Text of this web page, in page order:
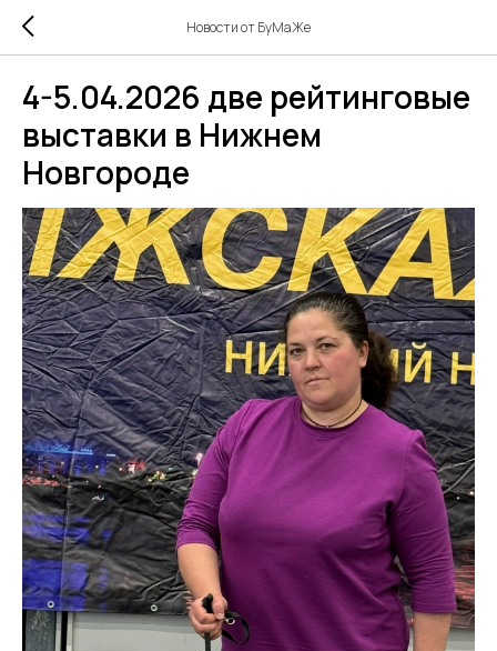
Новости от БуМаЖе
4-5.04.2026 две рейтинговые
выставки в Нижнем
Новгороде